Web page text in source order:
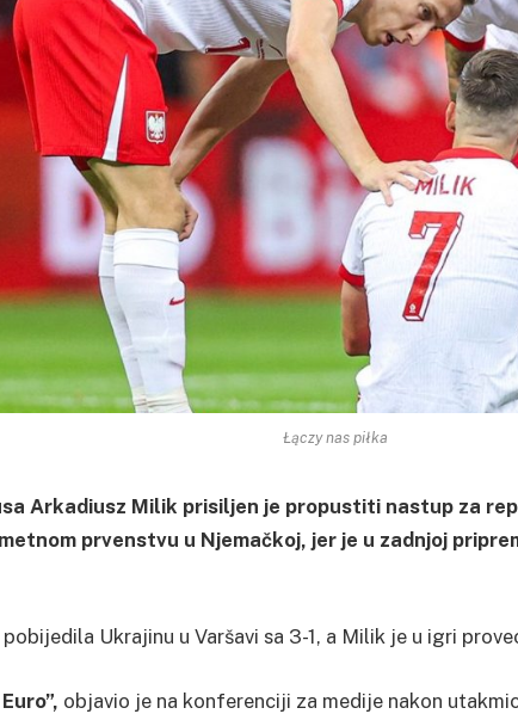
Łączy nas piłka
Arkadiusz Milik prisiljen je propustiti nastup za
prvenstvu u Njemačkoj, jer je u zadnjoj
Ukrajinu u Varšavi sa 3-1, a Milik je u igri
objavio je na konferenciji za medije nakon